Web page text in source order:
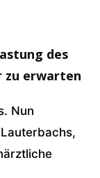
des
zu erwarten
Nun